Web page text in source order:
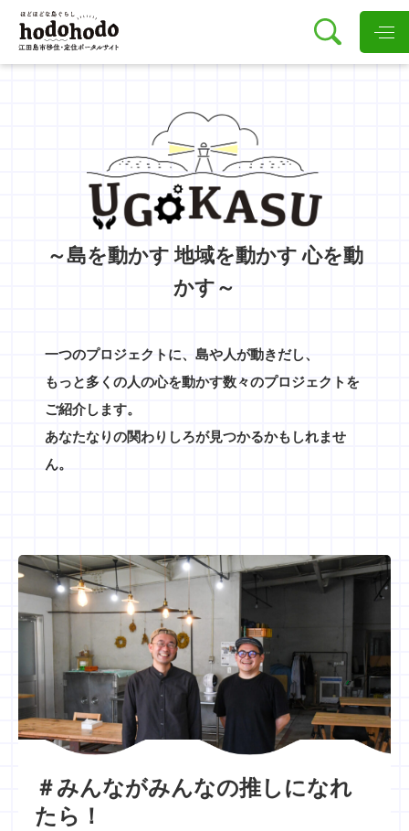
～島を動かす 地域を動かす 心を動
かす～
一つのプロジェクトに、島や人が動きだし、
もっと多くの人の心を動かす数々のプロジェクトを
ご紹介します。
あなたなりの関わりしろが見つかるかもしれませ
ん。
＃みんながみんなの推しになれ
たら！